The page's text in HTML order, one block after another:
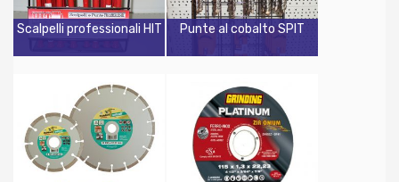
Scalpelli professionali HIT Punte al cobalto SPIT